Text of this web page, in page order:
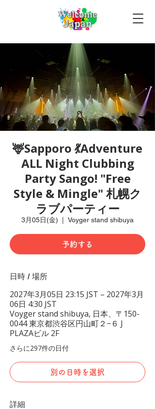
🦌Sapporo 💃Adventure
ALL Night Clubbing
Party Sango! "Free
Style & Mingle" 札幌ク
ラブパーティー
3月05日(金) Voyger stand shibuya
予約する
日時 / 場所
2027年3月05日 23:15 JST – 2027年3月
06日 4:30 JST
Voyger stand shibuya, 日本、〒150-
0044 東京都渋谷区円山町２−６ J
PLAZAビル 2F
さらに297件の日付
別の日時を選択
詳細